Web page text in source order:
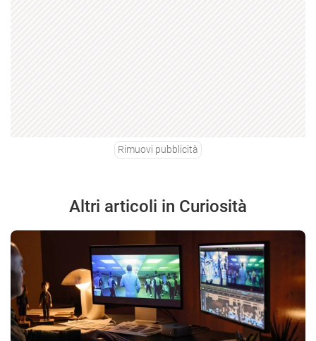
Rimuovi pubblicità
Altri articoli in Curiosità